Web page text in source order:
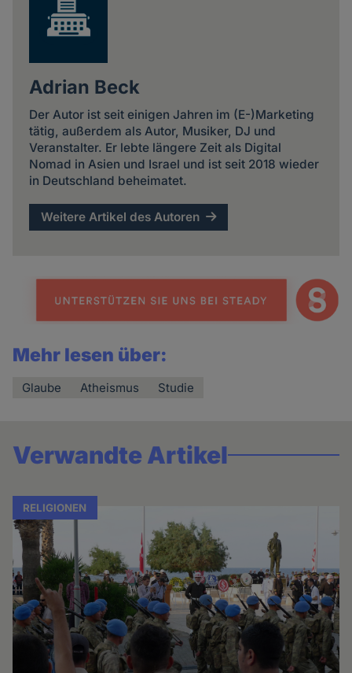
Adrian Beck
Der Autor ist seit einigen Jahren im (E-)Marketing
tätig, außerdem als Autor, Musiker, DJ und
Veranstalter. Er lebte längere Zeit als Digital
Nomad in Asien und Israel und ist seit 2018 wieder
in Deutschland beheimatet.
Weitere Artikel des Autoren
Mehr lesen über:
Glaube Atheismus Studie
Verwandte Artikel
RELIGIONEN